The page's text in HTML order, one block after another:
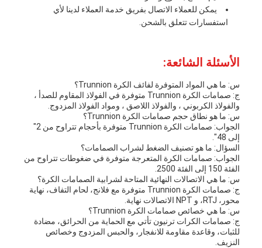
يمكن للعملاء الاتصال بفريق خدمة العملاء لدينا لأي
استفسارات تتعلق بالشحن.
الأسئلة الشائعة:
س: ما هي المواد المتوفرة لفائف الكرة Trunnion؟
ج: صمامات الكرة Trunnion متوفرة في الفولاذ المقاوم للصدأ ،
والفولاذ الكربوني ، والفولاذ اللاصق ، ومواد الفولاذ المزدوج.
س: ما هو نطاق حجم صمامات الكرة Trunnion؟
الجواب: صمامات الكرة Trunnion متوفرة بأحجام تتراوح من 2"
إلى 48".
السؤال: ما هو تصنيف الضغط لشراب الصمامات؟
الجواب: صمامات الكرة المتعرجة متوفرة في ضغوطات تتراوح من
الفئة 150 إلى الفئة 2500.
س: ما هي الاتصالات النهائية المتاحة لشرابية الصمامات الكرة؟
ج: صمامات الكرة Trunnion متوفرة مع فلانج، لحام التفاف، نهاية
محور، RTJ، و NPT الاتصالات نهاية.
س: ما هي خصائص صمامات الكرة Trunnion؟
ج: صمامات الكرات ترنيون تأتي مع الحماية من الحرائق، مضادة
للثبات، وقاعدة مقاومة للانفجار، والحبس المزدوج وخصائص
النزيف.